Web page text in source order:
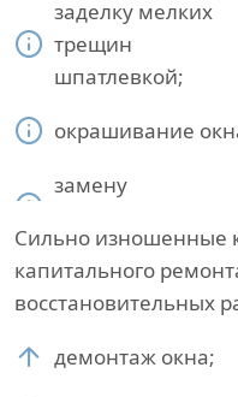
заделку мелких
трещин
шпатлевкой;
окрашивание
замену
Сильно изношенные
капитального
восстановительных
демонтаж окна;